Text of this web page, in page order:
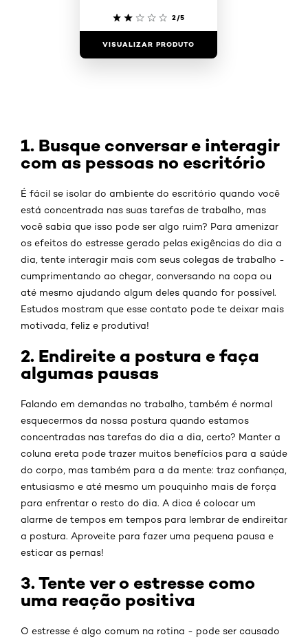
2/5
VISUALIZAR PRODUTO
1. Busque conversar e interagir
com as pessoas no escritório
É fácil se isolar do ambiente do escritório quando você
está concentrada nas suas tarefas de trabalho, mas
você sabia que isso pode ser algo ruim? Para amenizar
os efeitos do estresse gerado pelas exigências do dia a
dia, tente interagir mais com seus colegas de trabalho -
cumprimentando ao chegar, conversando na copa ou
até mesmo ajudando algum deles quando for possível.
Estudos mostram que esse contato pode te deixar mais
motivada, feliz e produtiva!
2. Endireite a postura e faça
algumas pausas
Falando em demandas no trabalho, também é normal
esquecermos da nossa postura quando estamos
concentradas nas tarefas do dia a dia, certo? Manter a
coluna ereta pode trazer muitos benefícios para a saúde
do corpo, mas também para a da mente: traz confiança,
entusiasmo e até mesmo um pouquinho mais de força
para enfrentar o resto do dia. A dica é colocar um
alarme de tempos em tempos para lembrar de endireitar
a postura. Aproveite para fazer uma pequena pausa e
esticar as pernas!
3. Tente ver o estresse como
uma reação positiva
O estresse é algo comum na rotina - pode ser causado